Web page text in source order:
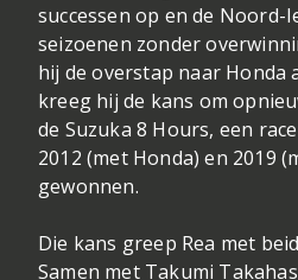
successen op en de Noord-
seizoenen zonder
hij de overstap naar Honda
kreeg hij de kans om
de Suzuka 8 Hours, een
2012 (met Honda) en 2019
gewonnen.
Die kans greep Rea met
Samen met Takumi